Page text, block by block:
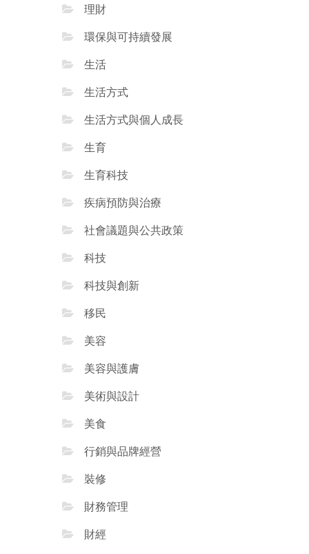
理財
環保與可持續發展
生活
生活方式
生活方式與個人成長
生育
生育科技
疾病預防與治療
社會議題與公共政策
科技
科技與創新
移民
美容
美容與護膚
美術與設計
美食
行銷與品牌經營
裝修
財務管理
財經